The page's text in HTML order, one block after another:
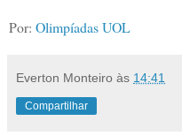
Por: Olimpíadas UOL
Everton Monteiro às 14:41
Compartilhar